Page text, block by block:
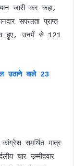
जारी कर कहा,
सफलता प्राप्त
हुए, उनमें से 121
उठाने वाले 23
समर्थित मात्र
चार उम्मीदवार